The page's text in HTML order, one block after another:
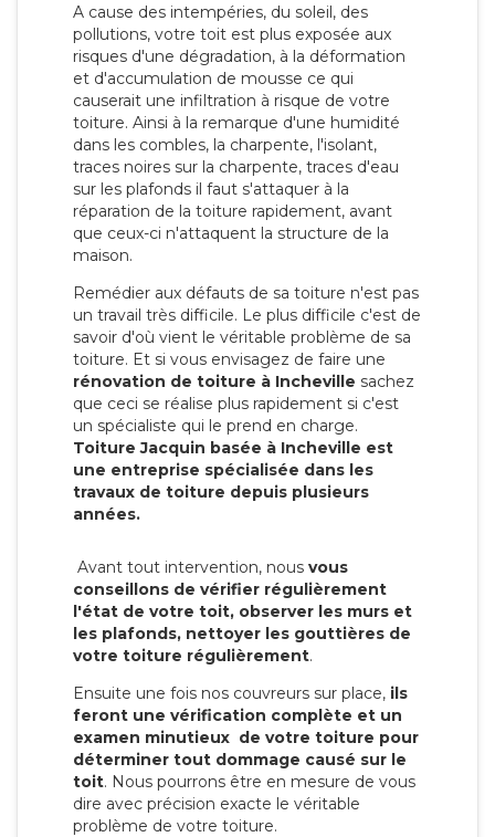
A cause des intempéries, du soleil, des
pollutions, votre toit est plus exposée aux
risques d'une dégradation, à la déformation
et d'accumulation de mousse ce qui
causerait une infiltration à risque de votre
toiture. Ainsi à la remarque d'une humidité
dans les combles, la charpente, l'isolant,
traces noires sur la charpente, traces d'eau
sur les plafonds il faut s'attaquer à la
réparation de la toiture rapidement, avant
que ceux-ci n'attaquent la structure de la
maison.
Remédier aux défauts de sa toiture n'est pas
un travail très difficile. Le plus difficile c'est de
savoir d'où vient le véritable problème de sa
toiture. Et si vous envisagez de faire une
rénovation de toiture à Incheville sachez
que ceci se réalise plus rapidement si c'est
un spécialiste qui le prend en charge.
Toiture Jacquin basée à Incheville est
une entreprise spécialisée dans les
travaux de toiture depuis plusieurs
années.
Avant tout intervention, nous vous
conseillons de vérifier régulièrement
l'état de votre toit, observer les murs et
les plafonds, nettoyer les gouttières de
votre toiture régulièrement.
Ensuite une fois nos couvreurs sur place, ils
feront une vérification complète et un
examen minutieux de votre toiture pour
déterminer tout dommage causé sur le
toit. Nous pourrons être en mesure de vous
dire avec précision exacte le véritable
problème de votre toiture.